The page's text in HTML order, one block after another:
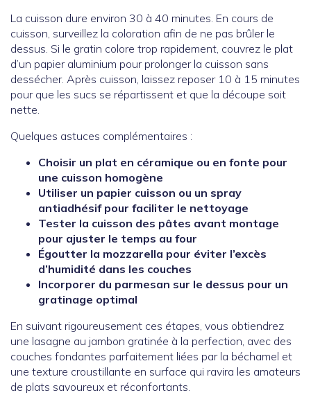
La cuisson dure environ 30 à 40 minutes. En cours de
cuisson, surveillez la coloration afin de ne pas brûler le
dessus. Si le gratin colore trop rapidement, couvrez le plat
d’un papier aluminium pour prolonger la cuisson sans
dessécher. Après cuisson, laissez reposer 10 à 15 minutes
pour que les sucs se répartissent et que la découpe soit
nette.
Quelques astuces complémentaires :
Choisir un plat en céramique ou en fonte pour
une cuisson homogène
Utiliser un papier cuisson ou un spray
antiadhésif pour faciliter le nettoyage
Tester la cuisson des pâtes avant montage
pour ajuster le temps au four
Égoutter la mozzarella pour éviter l’excès
d’humidité dans les couches
Incorporer du parmesan sur le dessus pour un
gratinage optimal
En suivant rigoureusement ces étapes, vous obtiendrez
une lasagne au jambon gratinée à la perfection, avec des
couches fondantes parfaitement liées par la béchamel et
une texture croustillante en surface qui ravira les amateurs
de plats savoureux et réconfortants.